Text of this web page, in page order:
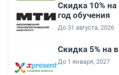
Скидка 10%
год обучения
До 31 августа, 2026
Скидка 5% на
До 1 января, 2027